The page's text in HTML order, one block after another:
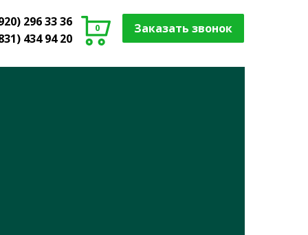
296 33 36
434 94 20
0 Заказать звонок